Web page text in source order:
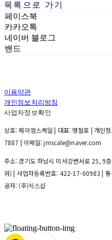
목록으로 가기
페이스북
카카오톡
네이버 블로그
밴드
이용약관
개인정보처리방침
사업자정보확인
상호: 제이엠스케일 | 대표: 맹철호 | 개인
7887 | 이메일: jmscale@naver.com
주소: 경기도 하남시 미사강변서로 25, 9
워) | 사업자등록번호: 422-17-00983 |
공자: (주)식스샵